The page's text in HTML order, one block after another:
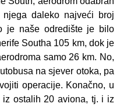
daleko najveći broj
je naše odredište je bilo
Southa 105 km, dok je
samo 26 km. No,
na sjever otoka, pa
operacije. Konačno, u
ostalih 20 aviona, tj. i iz